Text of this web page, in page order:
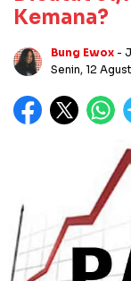
Kemana?
Bung Ewox -
Senin, 12